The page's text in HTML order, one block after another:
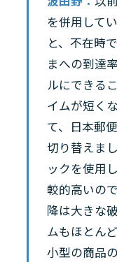
を併用して
と、不在時
まへの到達
ルにできる
イムが短く
て、日本郵
切り替えま
ックを使用
較的高いの
降は大きな
ムもほとん
小型の商品